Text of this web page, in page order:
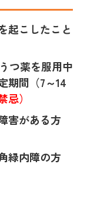
起こしたこと
つ薬を服用中
期間（7～14
忌）
害がある方
緑内障の方